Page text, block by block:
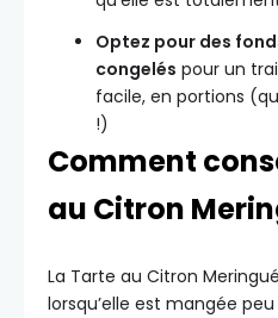
Optez pour des
congelés pour un
facile, en portions
!)
Comment
au Citron
La Tarte au Citron
lorsqu’elle est mangée